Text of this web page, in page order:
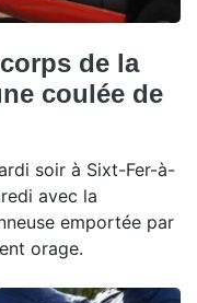
de la
coulée de
soir à Sixt-Fer-à-
avec la
emportée par
orage.